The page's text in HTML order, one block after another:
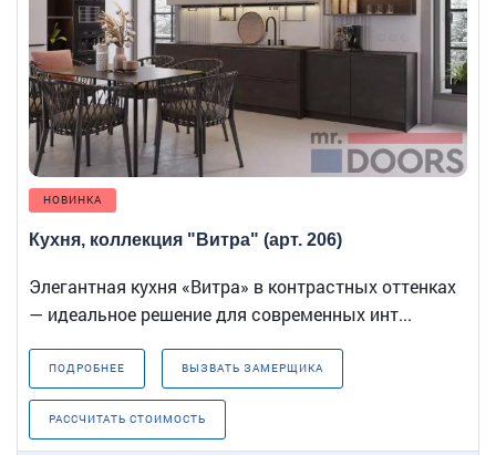
НОВИНКА
Кухня, коллекция "Витра" (арт. 206)
Элегантная кухня «Витра» в контрастных оттенках
— идеальное решение для современных инт...
ПОДРОБНЕЕ ВЫЗВАТЬ ЗАМЕРЩИКА
РАССЧИТАТЬ СТОИМОСТЬ